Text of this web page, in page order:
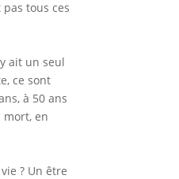
tous ces
ait un seul
ce sont
à 50 ans
mort, en
? Un être